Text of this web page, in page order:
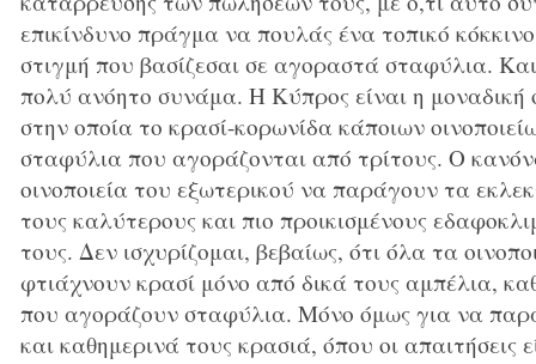
επικίνδυνο πράγμα να πουλάς ένα τοπικό
στιγμή που βασίζεσαι σε αγοραστά σταφύλια.
πολύ ανόητο συνάμα. Η Κύπρος είναι η μοναδική
στην οποία το κρασί-κορωνίδα κάποιων
σταφύλια που αγοράζονται από τρίτους. Ο
οινοποιεία του εξωτερικού να παράγουν τα
τους καλύτερους και πιο προικισμένους
τους. Δεν ισχυρίζομαι, βεβαίως, ότι όλα τα
φτιάχνουν κρασί μόνο από δικά τους αμπέλια,
που αγοράζουν σταφύλια. Μόνο όμως για να
και καθημερινά τους κρασιά, όπου οι απαιτήσεις